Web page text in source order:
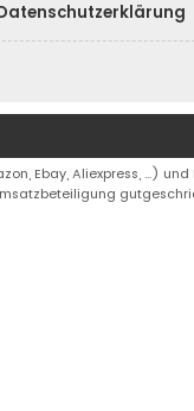
Ebay, Aliexpress, ...)